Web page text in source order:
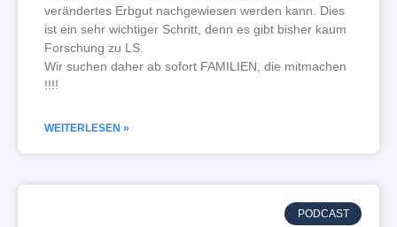
verändertes Erbgut nachgewiesen werden kann. Dies
ist ein sehr wichtiger Schritt, denn es gibt bisher kaum
Forschung zu LS.
Wir suchen daher ab sofort FAMILIEN, die mitmachen
!!!!
WEITERLESEN »
PODCAST